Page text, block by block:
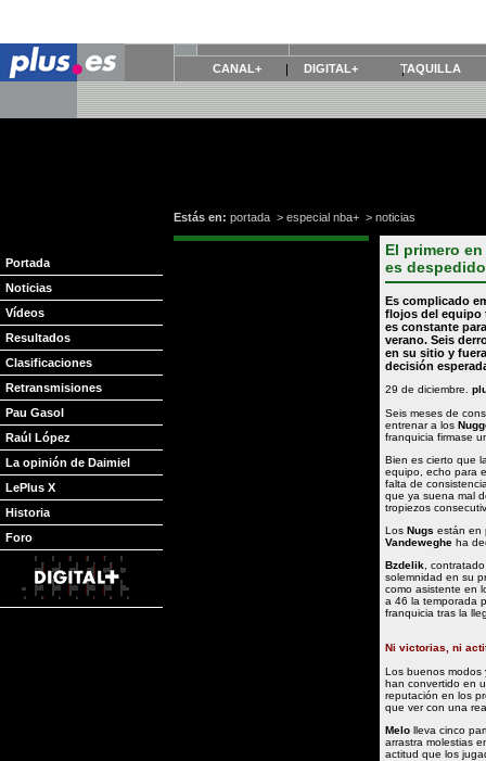
CANAL+ DIGITAL+ TAQUILLA
Portada
Noticias
Vídeos
Resultados
Clasificaciones
Retransmisiones
Pau Gasol
Raúl López
La opinión de Daimiel
LePlus X
Historia
Foro
Estás en: portada > especial nba+ > noticias
El primero
es
Es complicado
flojos del equipo
es constante
verano. Seis
en su sitio y
decisión
29 de diciembre.
Seis meses de
entrenar a los
franquicia firmase
Bien es cierto que
equipo, echo para
falta de
que ya suena mal
tropiezos
Los Nugs están en
Vandeweghe ha
Bzdelik ,
solemnidad en su
como asistente en
a 46 la temporada
franquicia tras la
Ni victorias, ni
Los buenos
han convertido en
reputación en los
que ver con una
Melo lleva cinco
arrastra molestias
actitud que los